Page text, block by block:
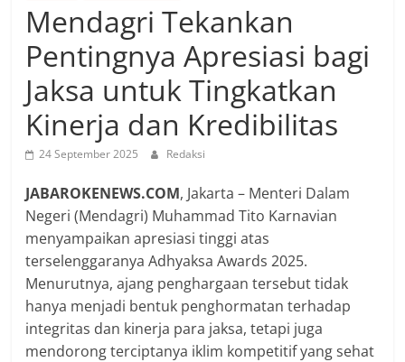
Mendagri Tekankan
Pentingnya Apresiasi bagi
Jaksa untuk Tingkatkan
Kinerja dan Kredibilitas
24 September 2025 Redaksi
JABAROKENEWS.COM, Jakarta – Menteri Dalam
Negeri (Mendagri) Muhammad Tito Karnavian
menyampaikan apresiasi tinggi atas
terselenggaranya Adhyaksa Awards 2025.
Menurutnya, ajang penghargaan tersebut tidak
hanya menjadi bentuk penghormatan terhadap
integritas dan kinerja para jaksa, tetapi juga
mendorong terciptanya iklim kompetitif yang sehat